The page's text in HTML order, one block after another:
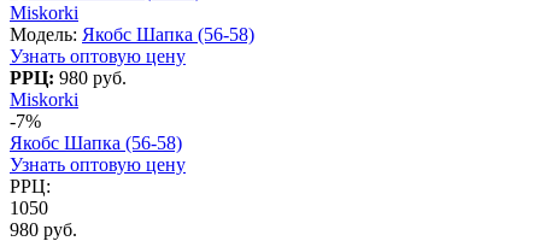
Miskorki
Модель: Якобс Шапка (56-58)
Узнать оптовую цену
РРЦ: 980 руб.
Miskorki
-7%
Якобс Шапка (56-58)
Узнать оптовую цену
РРЦ:
1050
980 руб.